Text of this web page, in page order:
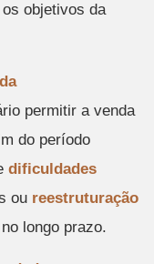
objetivos da
permitir a venda
do período
dificuldades
ou reestruturação
longo prazo.